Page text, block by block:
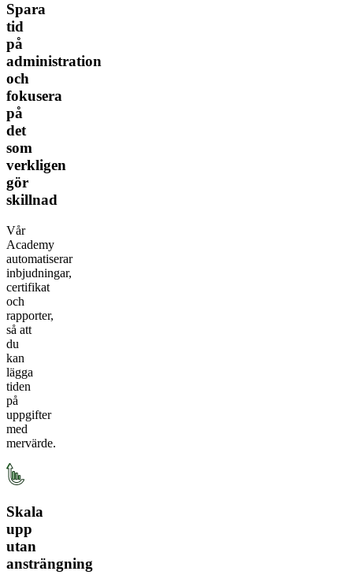
Spara
tid
på
administration
och
fokusera
på
det
som
verkligen
gör
skillnad
Vår
Academy
automatiserar
inbjudningar,
certifikat
och
rapporter,
så att
du
kan
lägga
tiden
på
uppgifter
med
mervärde.
Skala
upp
utan
ansträngning